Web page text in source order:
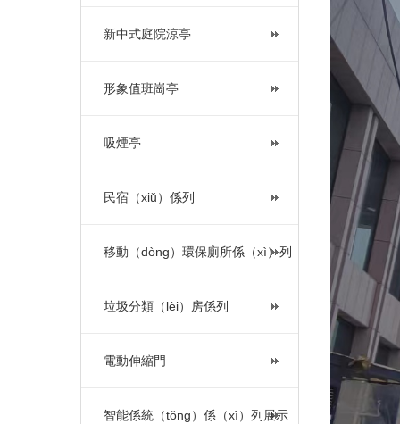
新中式庭院涼亭
形象值班崗亭
吸煙亭
民宿（xiǔ）係列
移動（dòng）環保廁所係（xì）列
垃圾分類（lèi）房係列
電動伸縮門
智能係統（tǒng）係（xì）列展示